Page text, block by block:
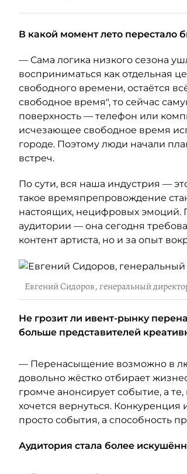
В какой момент лето перестало
— Сама логика низкого сезона
восприниматься как отдельная
свободного времени, остаётся
свободное время", то сейчас
поверхность — телефон или
исчезающее свободное время
городе. Поэтому люди начали
встреч.
По сути, вся наша индустрия —
такое времяпрепровождение
настоящих, нецифровых эмоций.
аудитории — она сегодня
контент артиста, но и за опыт
Евгений Сидоров, генеральный
Не грозит ли ивент-рынку
больше представителей
— Перенасыщение возможно в
довольно жёстко отбирает
громче анонсирует событие, а
хочется вернуться.
просто события, а способность
Аудитория стала более